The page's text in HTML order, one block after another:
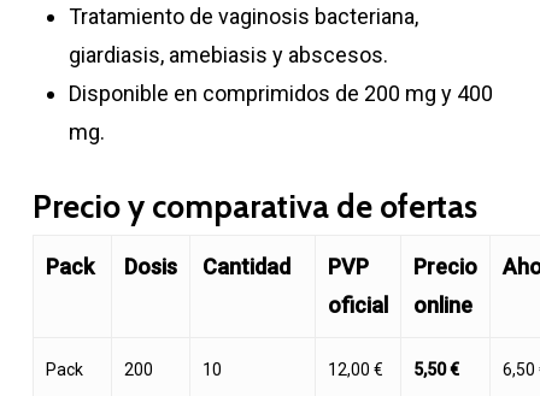
Tratamiento de vaginosis bacteriana,
giardiasis, amebiasis y abscesos.
Disponible en comprimidos de 200 mg y 400
mg.
Precio y comparativa de ofertas
Pack Dosis Cantidad
PVP
oficial
Precio
online
Pack
200
10
12,00 €
5,50 €
6,50